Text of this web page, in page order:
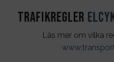
Trafikregler
Läs mer om vilka